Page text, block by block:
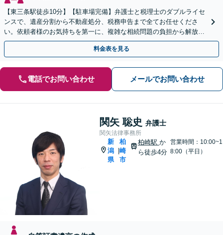
【東三条駅徒歩10分】【駐車場完備】弁護士と税理士のダブルライセ
ンスで、遺産分割から不動産処分、税務申告まで全てお任せくださ
い。依頼者様のお気持ちを第一に、複雑な相続問題の負担から解放さ
れ、心からの笑顔を取り戻せるよう尽力します。
料金表を見る
電話でお問い合わせ メールでお問い合わせ
関矢 聡史 弁護士
関矢法律事務所
新
潟
県
柏
崎
市
柏崎駅 か
ら徒歩4分
営業時間：10:00~1
8:00（平日）